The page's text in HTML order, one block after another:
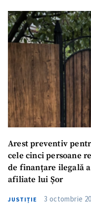
Arest preventiv
cele cinci persoane
de finanțare ilegală
afiliate lui Șor
JUSTIȚIE 3 octombrie